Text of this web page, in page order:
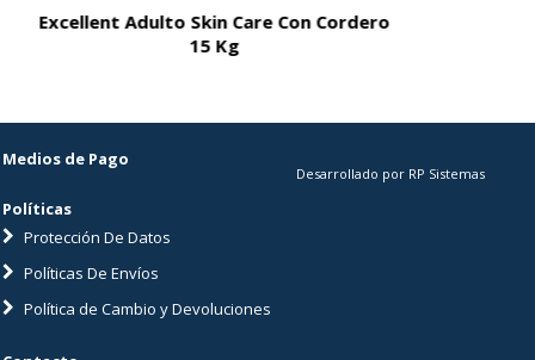
Excellent Adulto Skin Care Con Cordero
15 Kg
Medios de Pago
Políticas
Protección De Datos
Políticas De Envíos
Política de Cambio y Devoluciones
Desarrollado por RP Sistemas